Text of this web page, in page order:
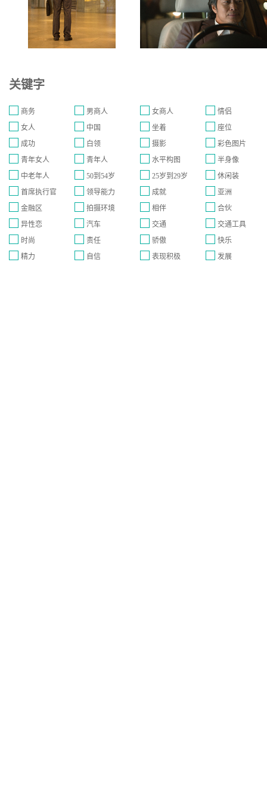
关键字
商务 男商人 女商人
情侣
女人
中国 坐着
座位
成功
白领 摄影
彩色图片
青年女人
青年人 水平构图
半身像
中老年人
50到54岁 25岁到29岁
休闲装
首席执行官
领导能力 成就
亚洲
金融区
拍摄环境 相伴
合伙
异性恋
汽车 交通
交通工具
时尚
责任 骄傲
快乐
精力
自信 表现积极 发展